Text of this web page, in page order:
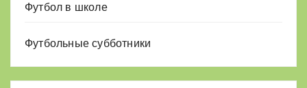
Футбол в школе
Футбольные субботники